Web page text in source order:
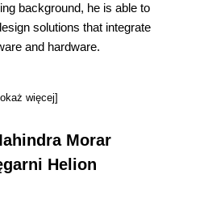
background, he is able to
solutions that integrate
and hardware.
więcej]
Morar
Helion